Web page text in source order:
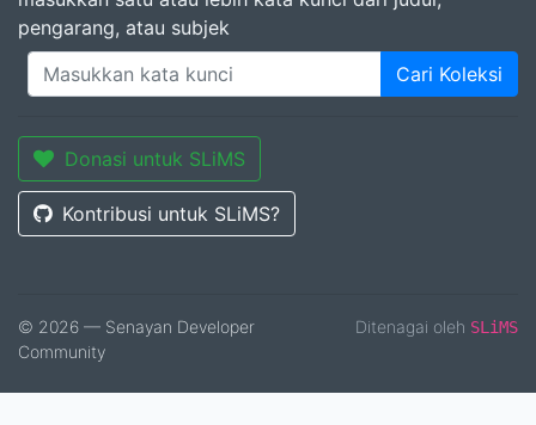
pengarang, atau subjek
Cari Koleksi
Donasi untuk SLiMS
Kontribusi untuk SLiMS?
© 2026 — Senayan Developer
Community
Ditenagai oleh SLiMS